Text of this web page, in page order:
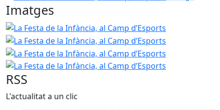
Imatges
La Festa de la Infància, al Camp d’Esports
RSS
L'actualitat a un clic